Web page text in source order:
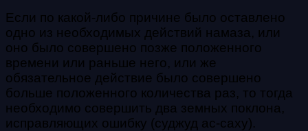
Если по какой-либо причине было оставлено
одно из необходимых действий намаза, или
оно было совершено позже положенного
времени или раньше него, или же
обязательное действие было совершено
больше положенного количества раз, то тогда
необходимо совершить два земных поклона,
исправляющих ошибку (суджуд ас-саху).